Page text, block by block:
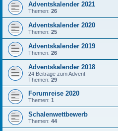
Adventskalender 2021
Themen: 26
Adventskalender 2020
Themen: 25
Adventskalender 2019
Themen: 26
Adventskalender 2018
24 Beitrage zum Advent
Themen: 29
Forumreise 2020
Themen: 1
Schalenwettbewerb
Themen: 44